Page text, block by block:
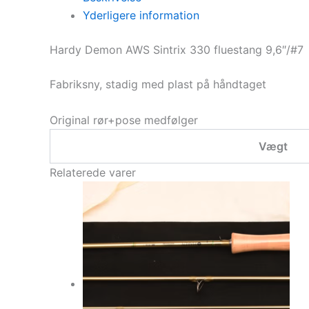
Yderligere information
Hardy Demon AWS Sintrix 330 fluestang 9,6″/#7
Fabriksny, stadig med plast på håndtaget
Original rør+pose medfølger
Vægt
Relaterede varer